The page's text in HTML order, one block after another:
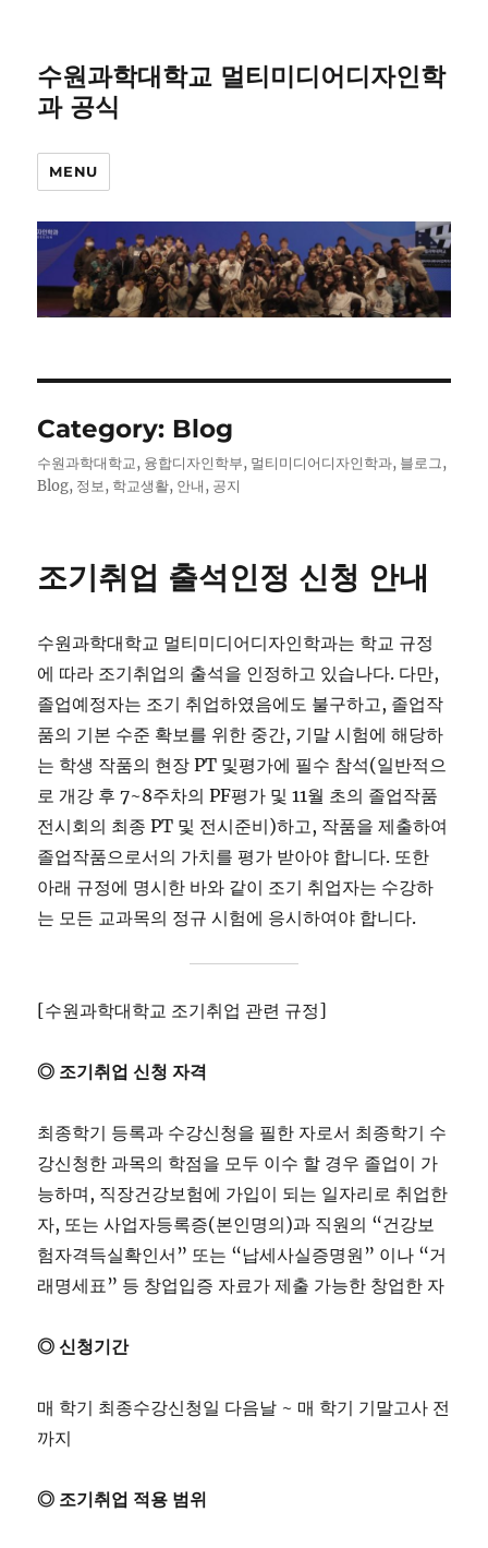
수원과학대학교 멀티미디어디자인학
과 공식
MENU
Category: Blog
수원과학대학교, 융합디자인학부, 멀티미디어디자인학과, 블로그,
Blog, 정보, 학교생활, 안내, 공지
조기취업 출석인정 신청 안내
수원과학대학교 멀티미디어디자인학과는 학교 규정
에 따라 조기취업의 출석을 인정하고 있습나다. 다만,
졸업예정자는 조기 취업하였음에도 불구하고, 졸업작
품의 기본 수준 확보를 위한 중간, 기말 시험에 해당하
는 학생 작품의 현장 PT 및평가에 필수 참석(일반적으
로 개강 후 7~8주차의 PF평가 및 11월 초의 졸업작품
전시회의 최종 PT 및 전시준비)하고, 작품을 제출하여
졸업작품으로서의 가치를 평가 받아야 합니다. 또한
아래 규정에 명시한 바와 같이 조기 취업자는 수강하
는 모든 교과목의 정규 시험에 응시하여야 합니다.
[수원과학대학교 조기취업 관련 규정]
◎ 조기취업 신청 자격
최종학기 등록과 수강신청을 필한 자로서 최종학기 수
강신청한 과목의 학점을 모두 이수 할 경우 졸업이 가
능하며, 직장건강보험에 가입이 되는 일자리로 취업한
자, 또는 사업자등록증(본인명의)과 직원의 “건강보
험자격득실확인서” 또는 “납세사실증명원” 이나 “거
래명세표” 등 창업입증 자료가 제출 가능한 창업한 자
◎ 신청기간
매 학기 최종수강신청일 다음날 ~ 매 학기 기말고사 전
까지
◎ 조기취업 적용 범위